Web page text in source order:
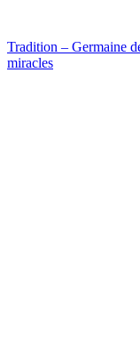
Tradition – Germaine
miracles